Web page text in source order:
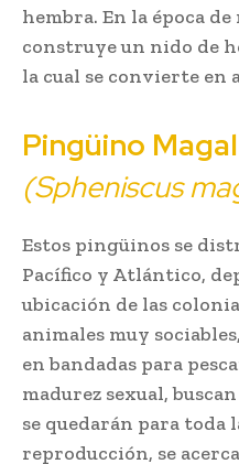
hembra. En la época
construye un nido de
la cual se convierte en
Pingüino
(Spheniscus
Estos pingüinos se
Pacífico y Atlántico,
ubicación de las
animales muy
en bandadas para
madurez sexual,
se quedarán para toda
reproducción, se